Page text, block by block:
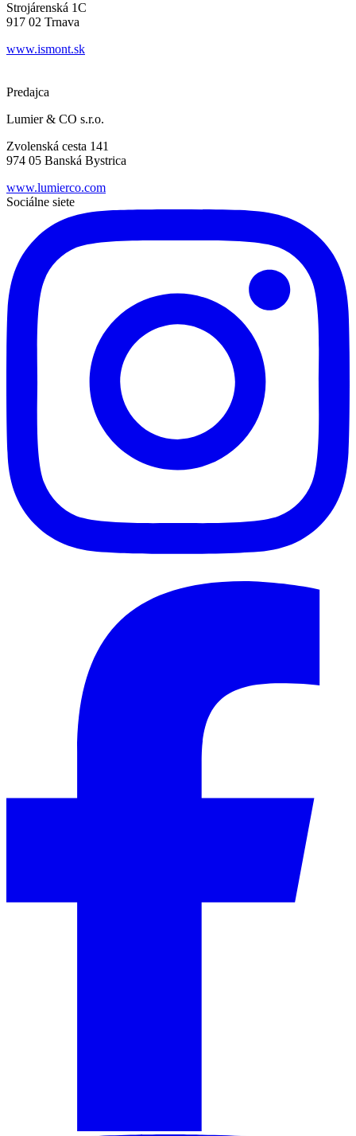
Strojárenská 1C
917 02 Trnava
www.ismont.sk
Predajca
Lumier & CO s.r.o.
Zvolenská cesta 141
974 05 Banská Bystrica
www.lumierco.com
Sociálne siete